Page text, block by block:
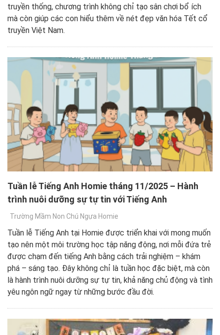
truyền thống, chương trình không chỉ tạo sân chơi bổ ích
mà còn giúp các con hiểu thêm về nét đẹp văn hóa Tết cổ
truyền Việt Nam.
Tuần lễ Tiếng Anh Homie tháng 11/2025 – Hành
trình nuôi dưỡng sự tự tin với Tiếng Anh
Trường Mầm Non Chú Ngựa Homie
Tuần lễ Tiếng Anh tại Homie được triển khai với mong muốn
tạo nên một môi trường học tập năng động, nơi mỗi đứa trẻ
được chạm đến tiếng Anh bằng cách trải nghiệm – khám
phá – sáng tạo. Đây không chỉ là tuần học đặc biệt, mà còn
là hành trình nuôi dưỡng sự tự tin, khả năng chủ động và tình
yêu ngôn ngữ ngay từ những bước đầu đời.